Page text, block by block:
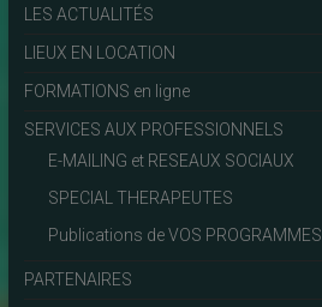
LES ACTUALITÉS
LIEUX EN LOCATION
FORMATIONS en ligne
SERVICES AUX PROFESSIONNELS
E-MAILING et RESEAUX SOCIAUX
SPECIAL THERAPEUTES
Publications de VOS PROGRAMMES
PARTENAIRES